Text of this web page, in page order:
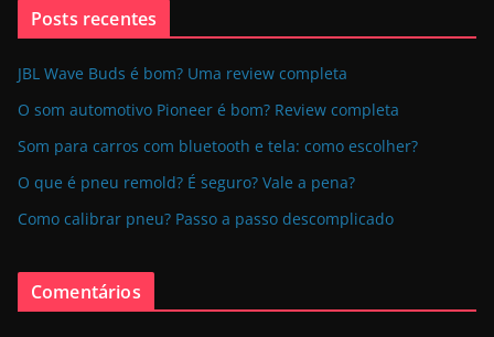
Posts recentes
JBL Wave Buds é bom? Uma review completa
O som automotivo Pioneer é bom? Review completa
Som para carros com bluetooth e tela: como escolher?
O que é pneu remold? É seguro? Vale a pena?
Como calibrar pneu? Passo a passo descomplicado
Comentários